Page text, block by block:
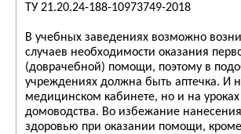
ТУ 21.20.24-188-10973749-2018
В учебных заведениях возможно
случаев необходимости оказания
(доврачебной) помощи, поэтому в
учреждениях должна быть аптечка. И
медицинском кабинете, но и на уроках
домоводства. Во избежание
здоровью при оказании помощи,